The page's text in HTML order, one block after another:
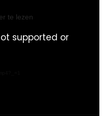
te lezen
supported or